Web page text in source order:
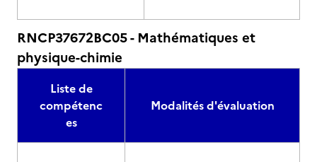
RNCP37672BC05 - Mathématiques et
physique-chimie
Liste de
compétenc
es
Modalités d'évaluation